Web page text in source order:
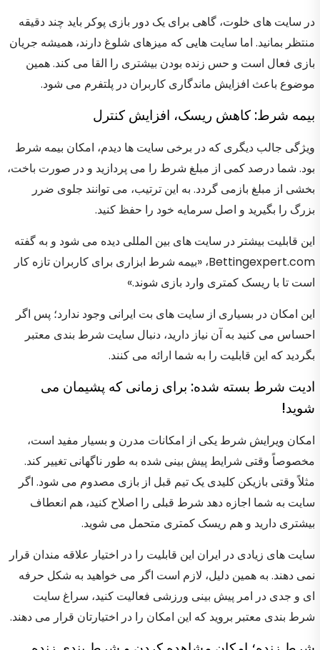
در سایت های خلوت، گاهی برای یک دور بازی پوکر باید چند دقیقه
منتظر بمانید. اما سایت هایی که میزهای شلوغ دارند، همیشه جریان
بازی فعال است و حس زنده بودن بیشتری را القا می کند. همین
موضوع باعث افزایش ماندگاری کاربران در پلتفرم می شود.
بیمه شرط: کاهش ریسک، افزایش کنترل
ویژگی جالب دیگری که در برخی سایت ها دیدم، امکان بیمه شرط
بود. شما درصد کمی از مبلغ شرط را می پردازید و در صورت باخت،
بخشی از مبلغ بازمی گردد. به این ترتیب، می توانند جلوی ضرر
بزرگ را بگیرید و اصل سرمایه خود را حفظ کنید.
این قابلیت بیشتر در سایت های بین المللی دیده می شود و به گفته
Bettingexpert.com، «بیمه شرط ابزاری برای کاربران تازه کار
است تا با ریسک کمتری وارد بازی شوند.»
این امکان در بسیاری از سایت های بت ایرانی وجود ندارد؛ پس اگر
احساس می کنید به آن نیاز دارید، دنبال سایت شرط بندی معتبر
بگردید که این قابلیت را به شما ارائه می کنند.
ادیت شرط بسته شده: برای زمانی که پشیمان می
شوید!
امکان ویرایش شرط یکی از امکانات مدرن و بسیار مفید است،
مخصوصاً وقتی شرایط پیش بینی شده به طور ناگهانی تغییر کند.
مثلاً وقتی بازیکن کلیدی یک تیم قبل از بازی مصدوم می شود. اگر
سایت به شما اجازه دهد شرط قبلی را اصلاح کنید، هم انعطاف
بیشتری دارید و هم ریسک کمتری متحمل می شوید.
سایت های زیادی در ایران این قابلیت را در اختیار علاقه مندان قرار
نمی دهند. به همین دلیل، لازم است اگر می خواهید به شکل حرفه
ای و جدی در امر پیش بینی ورزشی فعالیت کنید، سراغ سایت
شرط بندی معتبر بروید که این امکان را در اختیارتان قرار می دهند.